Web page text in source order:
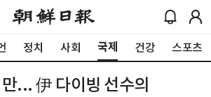
정치 사회 국제 건강 스포츠
... 伊 다이빙 선수의